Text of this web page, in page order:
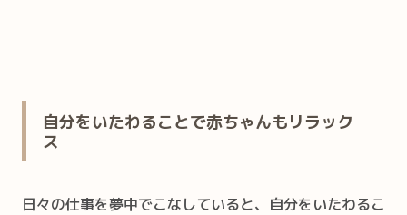
自分をいたわることで赤ちゃんもリラック
ス
日々の仕事を夢中でこなしていると、自分をいたわるこ